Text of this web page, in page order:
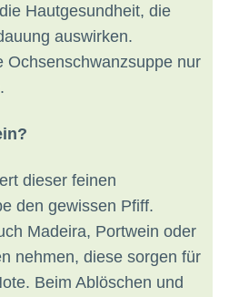
Hautgesundheit, die
auswirken.
Ochsenschwanzsuppe nur
dieser feinen
den gewissen Pfiff.
Madeira, Portwein oder
nehmen, diese sorgen für
Beim Ablöschen und